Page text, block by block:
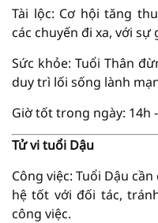
Tài lộc: Cơ hội tăng
các chuyến đi xa, với
Sức khỏe: Tuổi Thân
duy trì lối sống lành
Giờ tốt trong ngày: 14h
Tử vi tuổi Dậu
Công việc: Tuổi Dậu
hệ tốt với đối tác,
công việc.